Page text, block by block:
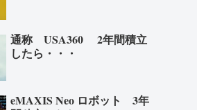
通称 USA360 2年間積立
したら・・・
eMAXIS Neo ロボット 3年